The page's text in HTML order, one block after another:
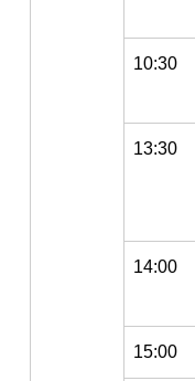
10:30
13:30
14:00
15:00